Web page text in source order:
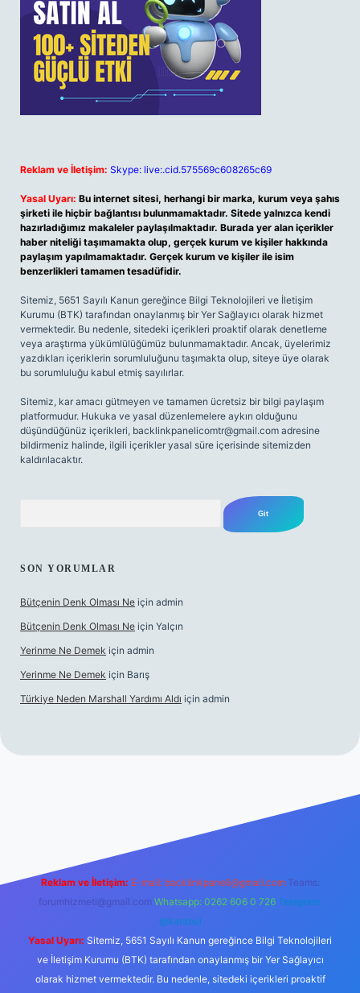
Reklam ve İletişim: Skype: live:.cid.575569c608265c69
Yasal Uyarı: Bu internet sitesi, herhangi bir marka, kurum veya şahıs
şirketi ile hiçbir bağlantısı bulunmamaktadır. Sitede yalnızca kendi
hazırladığımız makaleler paylaşılmaktadır. Burada yer alan içerikler
haber niteliği taşımamakta olup, gerçek kurum ve kişiler hakkında
paylaşım yapılmamaktadır. Gerçek kurum ve kişiler ile isim
benzerlikleri tamamen tesadüfidir.
Sitemiz, 5651 Sayılı Kanun gereğince Bilgi Teknolojileri ve İletişim
Kurumu (BTK) tarafından onaylanmış bir Yer Sağlayıcı olarak hizmet
vermektedir. Bu nedenle, sitedeki içerikleri proaktif olarak denetleme
veya araştırma yükümlülüğümüz bulunmamaktadır. Ancak, üyelerimiz
yazdıkları içeriklerin sorumluluğunu taşımakta olup, siteye üye olarak
bu sorumluluğu kabul etmiş sayılırlar.
Sitemiz, kar amacı gütmeyen ve tamamen ücretsiz bir bilgi paylaşım
platformudur. Hukuka ve yasal düzenlemelere aykırı olduğunu
düşündüğünüz içerikleri, backlinkpanelicomtr@gmail.com adresine
bildirmeniz halinde, ilgili içerikler yasal süre içerisinde sitemizden
kaldırılacaktır.
SON YORUMLAR
Bütçenin Denk Olması Ne için admin
Bütçenin Denk Olması Ne için Yalçın
Yerinme Ne Demek için admin
Yerinme Ne Demek için Barış
Türkiye Neden Marshall Yardımı Aldı için admin
hiltonbet yeni giriş
Reklam ve İletişim: E-mail: backlinkpaneli@gmail.com Teams:
forumhizmeti@gmail.com Whatsapp: 0262 606 0 726 Telegram:
@karabul
Yasal Uyarı: Sitemiz, 5651 Sayılı Kanun gereğince Bilgi Teknolojileri
ve İletişim Kurumu (BTK) tarafından onaylanmış bir Yer Sağlayıcı
olarak hizmet vermektedir. Bu nedenle, sitedeki içerikleri proaktif